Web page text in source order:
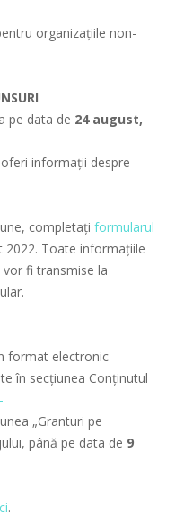
organizațiile non-
pe data de 24 august,
informații despre
completați formularul
2022. Toate informațiile
fi transmise la
format electronic
în secțiunea Conținutul
„Granturi pe
până pe data de 9
.